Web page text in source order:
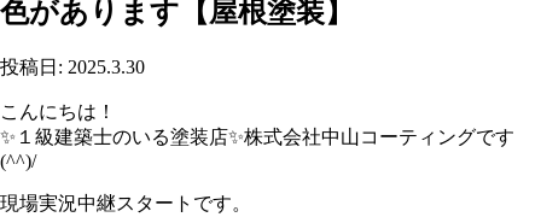
色があります【屋根塗装】
投稿日: 2025.3.30
こんにちは！
✨１級建築士のいる塗装店✨株式会社中山コーティングです
(^^)/
現場実況中継スタートです。